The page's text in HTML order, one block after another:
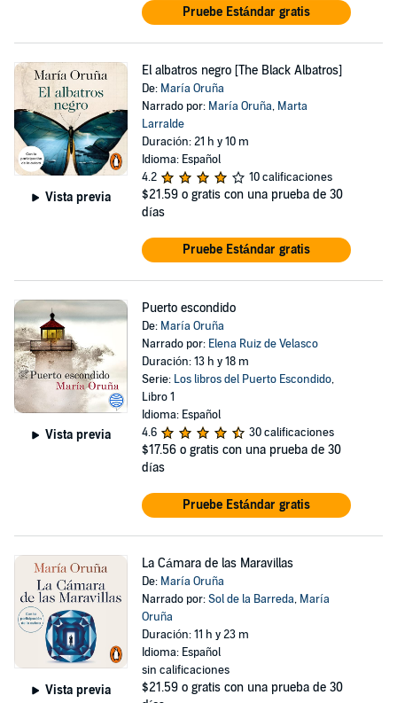
Pruebe Estándar gratis
Vista previa
El albatros negro [The Black Albatros]
De: María Oruña
Narrado por: María Oruña, Marta
Larralde
Duración: 21 h y 10 m
Idioma: Español
4.2
10 calificaciones
$21.59 o gratis con una prueba de 30
días
Pruebe Estándar gratis
Vista previa
Puerto escondido
De: María Oruña
Narrado por: Elena Ruiz de Velasco
Duración: 13 h y 18 m
Serie: Los libros del Puerto Escondido,
Libro 1
Idioma: Español
4.6
30 calificaciones
$17.56 o gratis con una prueba de 30
días
Pruebe Estándar gratis
Vista previa
La Cámara de las Maravillas
De: María Oruña
Narrado por:Sol de la Barreda, María
Oruña
Duración: 11 h y 23 m
Idioma: Español
sin calificaciones
$21.59 o gratis con una prueba de 30